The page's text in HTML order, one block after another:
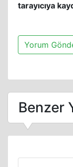
tarayıcıya
Benzer